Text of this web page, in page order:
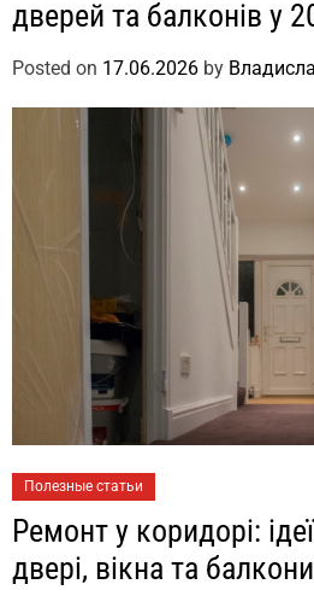
дверей та балконів у
Posted on 17.06.2026 by
Полезные статьи
Ремонт у коридорі:
двері, вікна та балкони